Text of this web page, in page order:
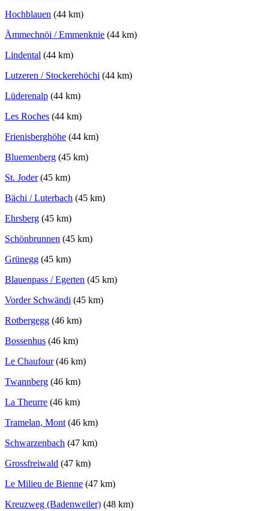
Hochblauen (44 km)
Ämmechnöi / Emmenknie (44 km)
Lindental (44 km)
Lutzeren / Stockerehöchi (44 km)
Lüderenalp (44 km)
Les Roches (44 km)
Frienisberghöhe (44 km)
Bluemenberg (45 km)
St. Joder(45 km)
Bächi / Luterbach (45 km)
Ehrsberg (45 km)
Schönbrunnen (45 km)
Grünegg (45 km)
Blauenpass / Egerten (45 km)
Vorder Schwändi (45 km)
Rotbergegg (46 km)
Bossenhus (46 km)
Le Chaufour(46 km)
Twannberg (46 km)
La Theurre (46 km)
Tramelan, Mont(46 km)
Schwarzenbach (47 km)
Grossfreiwald (47 km)
Le Milieu de Bienne (47 km)
Kreuzweg (Badenweiler) (48 km)